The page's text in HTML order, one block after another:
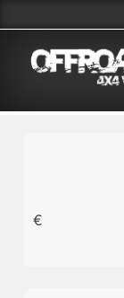
content
€